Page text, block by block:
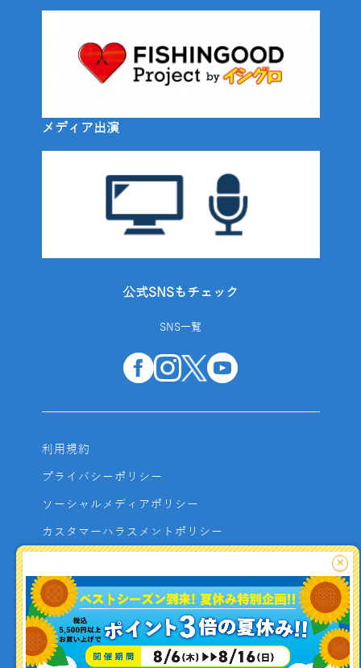
メディア出演
公式SNSもチェック
SNS一覧
利用規約
プライバシーポリシー
ソーシャルメディアポリシー
カスタマーハラスメントポリシー
よくあるご質問
お問い合わせ
利用者資金の保全方法
×